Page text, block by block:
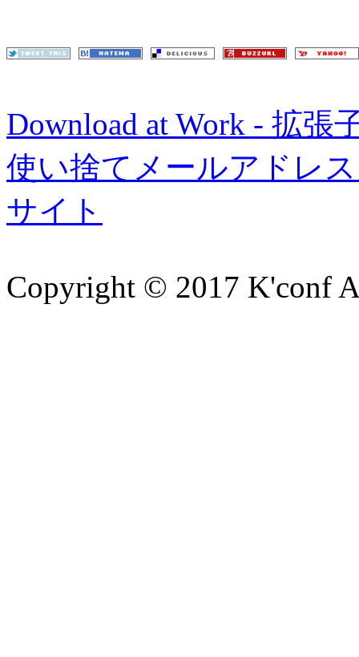
Download at Work - 拡
使い捨てメールアドレ
サイト
Copyright © 2017 K'conf